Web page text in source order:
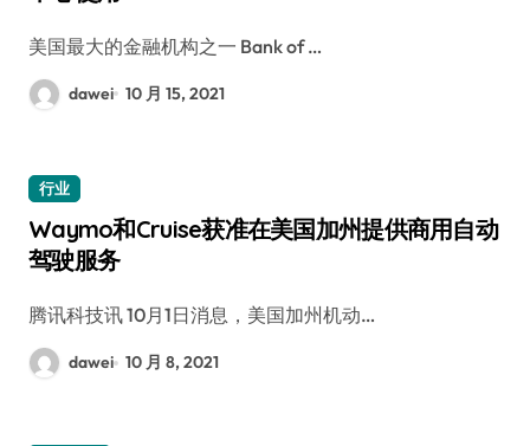
美国最大的金融机构之一 Bank of …
dawei 10 月 15, 2021
行业
Waymo和Cruise获准在美国加州提供商用自动
驾驶服务
腾讯科技讯 10月1日消息，美国加州机动…
dawei 10 月 8, 2021